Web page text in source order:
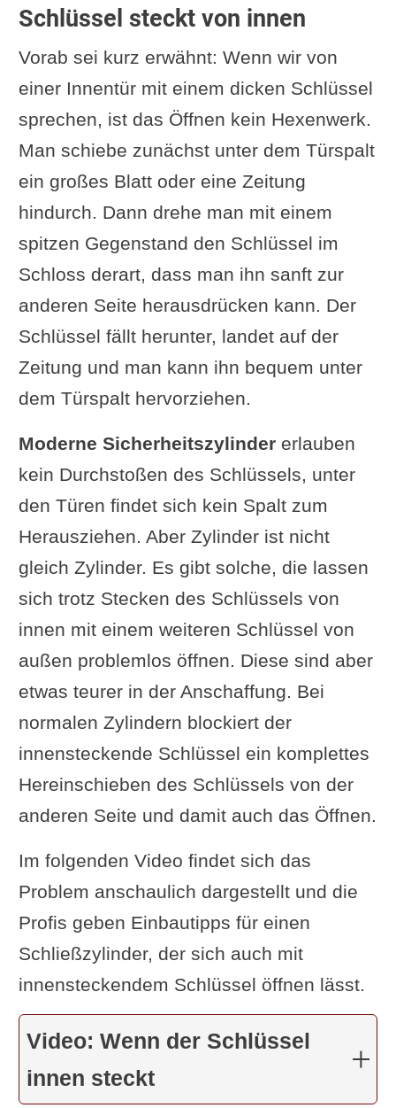
Schlüssel steckt von innen
Vorab sei kurz erwähnt: Wenn wir von
einer Innentür mit einem dicken Schlüssel
sprechen, ist das Öffnen kein Hexenwerk.
Man schiebe zunächst unter dem Türspalt
ein großes Blatt oder eine Zeitung
hindurch. Dann drehe man mit einem
spitzen Gegenstand den Schlüssel im
Schloss derart, dass man ihn sanft zur
anderen Seite herausdrücken kann. Der
Schlüssel fällt herunter, landet auf der
Zeitung und man kann ihn bequem unter
dem Türspalt hervorziehen.
Moderne Sicherheitszylindererlauben
kein Durchstoßen des Schlüssels, unter
den Türen findet sich kein Spalt zum
Herausziehen. Aber Zylinder ist nicht
gleich Zylinder. Es gibt solche, die lassen
sich trotz Stecken des Schlüssels von
innen mit einem weiteren Schlüssel von
außen problemlos öffnen. Diese sind aber
etwas teurer in der Anschaffung. Bei
normalen Zylindern blockiert der
innensteckende Schlüssel ein komplettes
Hereinschieben des Schlüssels von der
anderen Seite und damit auch das Öffnen.
Im folgenden Video findet sich das
Problem anschaulich dargestellt und die
Profis geben Einbautipps für einen
Schließzylinder, der sich auch mit
innensteckendem Schlüssel öffnen lässt.
Video: Wenn der Schlüssel
innen steckt